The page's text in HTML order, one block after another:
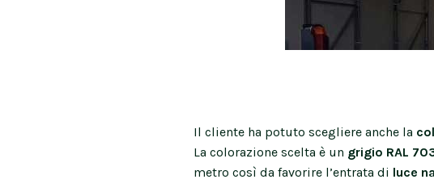
Il cliente ha potuto scegliere anche la
La colorazione scelta è un grigio RAL
metro così da favorire l’entrata di luce